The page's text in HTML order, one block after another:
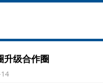
升级合作圈